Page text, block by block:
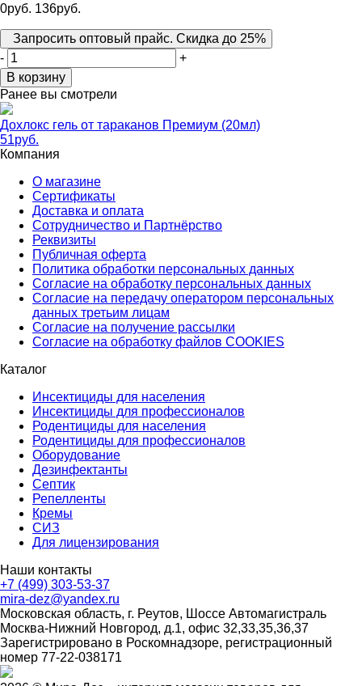
0руб. 136руб.
Запросить оптовый прайс. Скидка до 25%
-
+
В корзину
Ранее вы смотрели
Дохлокс гель от тараканов Премиум (20мл)
51руб.
Компания
О магазине
Сертификаты
Доставка и оплата
Сотрудничество и Партнёрство
Реквизиты
Публичная оферта
Политика обработки персональных данных
Согласие на обработку персональных данных
Согласие на передачу оператором персональных
данных третьим лицам
Согласие на получение рассылки
Согласие на обработку файлов COOKIES
Каталог
Инсектициды для населения
Инсектициды для профессионалов
Родентициды для населения
Родентициды для профессионалов
Оборудование
Дезинфектанты
Септик
Репелленты
Кремы
СИЗ
Для лицензирования
Наши контакты
+7 (499) 303-53-37
mira-dez@yandex.ru
Московская область, г. Реутов, Шоссе Автомагистраль
Москва-Нижний Новгород, д.1, офис 32,33,35,36,37
Зарегистрировано в Роскомнадзоре, регистрационный
номер 77-22-038171